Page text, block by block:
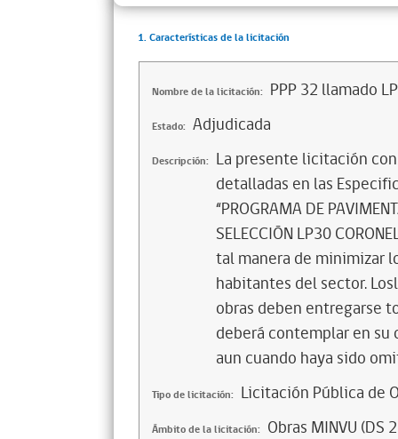
1. Características de la licitación
Nombre de la licitación: PPP 32 llamado
Estado: Adjudicada
Descripción: La presente licitación
detalladas en las
“PROGRAMA DE
SELECCIÓN LP30
tal manera de minimizar
habitantes del sector.
obras deben entregarse
deberá contemplar en
aun cuando haya sido
Tipo de licitación: Licitación Pública de
Ámbito de la licitación: Obras MINVU (DS